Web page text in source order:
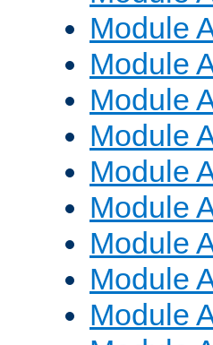
Module
Module
Module
Module
Module
Module
Module
Module
Module